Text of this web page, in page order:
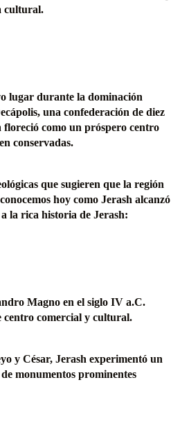
cultural.
lugar durante la dominación
una confederación de diez
como un próspero centro
conservadas.
que sugieren que la región
hoy como Jerash alcanzó
la rica historia de Jerash:
Magno en el siglo IV a.C.
centro comercial y cultural.
y César, Jerash experimentó un
monumentos prominentes